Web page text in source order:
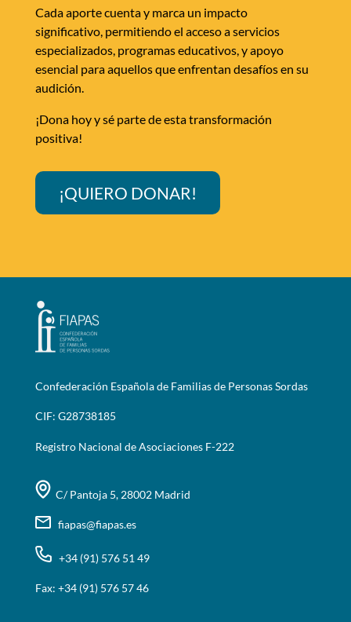
Cada aporte cuenta y marca un impacto
significativo, permitiendo el acceso a servicios
especializados, programas educativos, y apoyo
esencial para aquellos que enfrentan desafíos en su
audición.
¡Dona hoy y sé parte de esta transformación
positiva!
¡QUIERO DONAR!
Confederación Española de Familias de Personas Sordas
CIF: G28738185
Registro Nacional de Asociaciones F-222
C/ Pantoja 5, 28002 Madrid
fiapas@fiapas.es
+34 (91) 576 51 49
Fax: +34 (91) 576 57 46